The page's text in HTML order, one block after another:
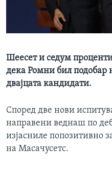
ИНТЕРВЈУА
Шеесет и седум
дека Ромни бил подобар
двајцата кандидати.
Според две нови
направени веднаш по
изјасниле попозитивно
на Масачусетс.